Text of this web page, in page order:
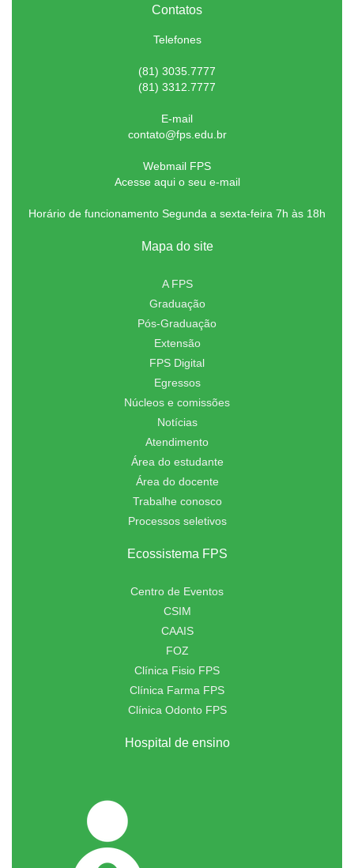
Contatos
Telefones
(81) 3035.7777
(81) 3312.7777
E-mail
contato@fps.edu.br
Webmail FPS
Acesse aqui o seu e-mail
Horário de funcionamento Segunda a sexta-feira 7h às 18h
Mapa do site
A FPS
Graduação
Pós-Graduação
Extensão
FPS Digital
Egressos
Núcleos e comissões
Notícias
Atendimento
Área do estudante
Área do docente
Trabalhe conosco
Processos seletivos
Ecossistema FPS
Centro de Eventos
CSIM
CAAIS
FOZ
Clínica Fisio FPS
Clínica Farma FPS
Clínica Odonto FPS
Hospital de ensino